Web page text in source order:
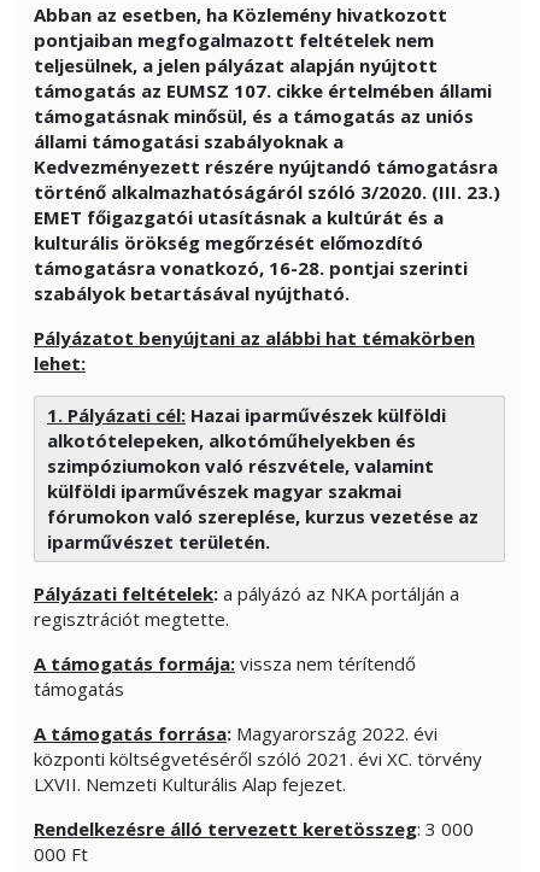
Abban az esetben, ha Közlemény hivatkozott
pontjaiban megfogalmazott feltételek nem
teljesülnek, a jelen pályázat alapján nyújtott
támogatás az EUMSZ 107. cikke értelmében állami
támogatásnak minősül, és a támogatás az uniós
állami támogatási szabályoknak a
Kedvezményezett részére nyújtandó támogatásra
történő alkalmazhatóságáról szóló 3/2020. (III. 23.)
EMET főigazgatói utasításnak a kultúrát és a
kulturális örökség megőrzését előmozdító
támogatásra vonatkozó, 16-28. pontjai szerinti
szabályok betartásával nyújtható.
Pályázatot benyújtani az alábbi hat témakörben
lehet:
1. Pályázati cél: Hazai iparművészek külföldi
alkotótelepeken, alkotóműhelyekben és
szimpóziumokon való részvétele, valamint
külföldi iparművészek magyar szakmai
fórumokon való szereplése, kurzus vezetése az
iparművészet területén.
Pályázati feltételek: a pályázó az NKA portálján a
regisztrációt megtette.
A támogatás formája: vissza nem térítendő
támogatás
A támogatás forrása: Magyarország 2022. évi
központi költségvetéséről szóló 2021. évi XC. törvény
LXVII. Nemzeti Kulturális Alap fejezet.
Rendelkezésre álló tervezett keretösszeg: 3 000
000 Ft